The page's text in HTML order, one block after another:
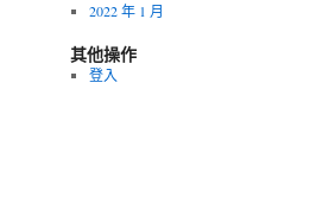
2022 年 1 月
其他操作
登入